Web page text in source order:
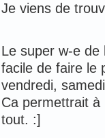
Je viens de
Le super w-e
facile de faire le
vendredi,
Ca permettrait
tout. :]